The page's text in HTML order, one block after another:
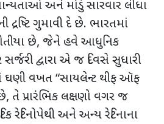
અને મોડું સારવાર લીધા
દ્રષ્ટિ ગુમાવી દે છે. ભારતમાં
છે, જેને હવે આધુનિક
દ્વારા એ જ દિવસે સુધારી
ઘણી વખત “સાયલેન્ટ થીફ ઑફ
તે પ્રારંભિક લક્ષણો વગર જ
રેટિનોપેથી અને અન્ય રેટિનાના